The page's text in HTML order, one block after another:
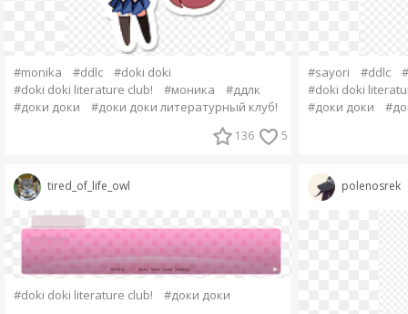
#monika #ddlc
#doki doki
#doki doki literature club!
#моника
#ддлк
#доки доки
#доки доки литературный клуб!
136 5
tired_of_life_owl
#doki doki literature club! #доки доки
#sayori #ddlc
#doki doki
#доки доки
polenosrek